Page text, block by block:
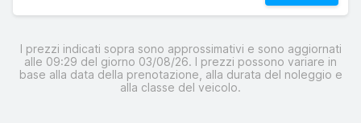
I prezzi indicati sopra sono approssimativi e sono aggiornati
alle 09:29 del giorno 03/08/26. I prezzi possono variare in
base alla data della prenotazione, alla durata del noleggio e
alla classe del veicolo.